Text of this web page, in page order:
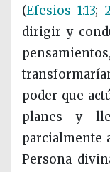
(Efesios 1:13;
dirigir y
poder que
planes y
parcialmente
Persona